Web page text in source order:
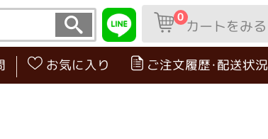
0カートをみる
お気に入り ご注文履歴･配送状況